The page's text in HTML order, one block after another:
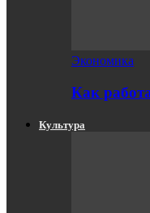
Экономика
Как
Культура